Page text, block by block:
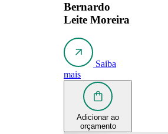
Bernardo
Leite Moreira
Saiba
mais
Adicionar ao
orçamento